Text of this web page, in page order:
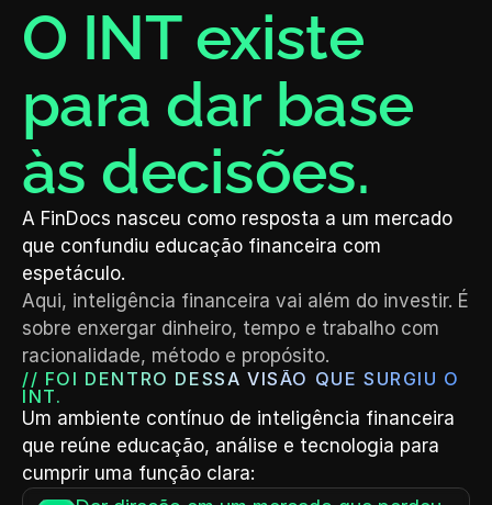
O INT existe
para dar base
às decisões.
A FinDocs nasceu como resposta a um mercado
que confundiu educação financeira com
espetáculo.
Aqui, inteligência financeira vai além do investir. É
sobre enxergar dinheiro, tempo e trabalho com
racionalidade, método e propósito.
// FOI DENTRO DESSA VISÃO QUE SURGIU O
INT.
Um ambiente contínuo de inteligência financeira
que reúne educação, análise e tecnologia para
cumprir uma função clara: